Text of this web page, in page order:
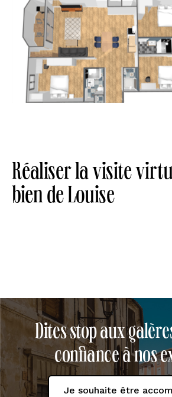
Réaliser la visite
bien de Louise
Dites stop aux
confiance à nos
Je souhaite être